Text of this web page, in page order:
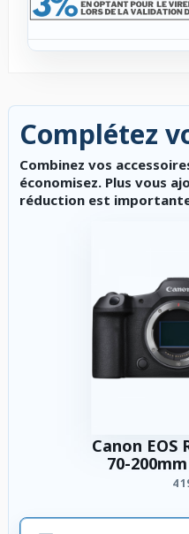
Complétez
Combinez vos
économisez. Plus vous
réduction est
Canon EOS
70-
4